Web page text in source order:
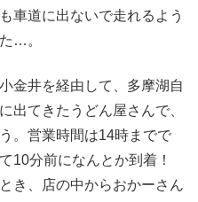
車道に出ないで走れるよう
…。
金井を経由して、多摩湖自
出てきたうどん屋さんで、
。営業時間は14時までで
10分前になんとか到着！
き、店の中からおかーさん